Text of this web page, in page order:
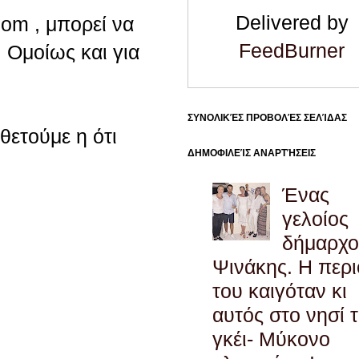
, μπορεί να
και για
η ότι
Delivered by
FeedBurner
ΣΥΝΟΛΙΚΈΣ ΠΡΟΒΟΛΈΣ ΣΕΛΊΔΑΣ
ΔΗΜΟΦΙΛΕΊΣ ΑΝΑΡΤΉΣΕΙΣ
Ένας
γελοίος
Ψινάκης. Η
του καιγόταν κι
αυτός στο νησί
γκέι- Μύκονο